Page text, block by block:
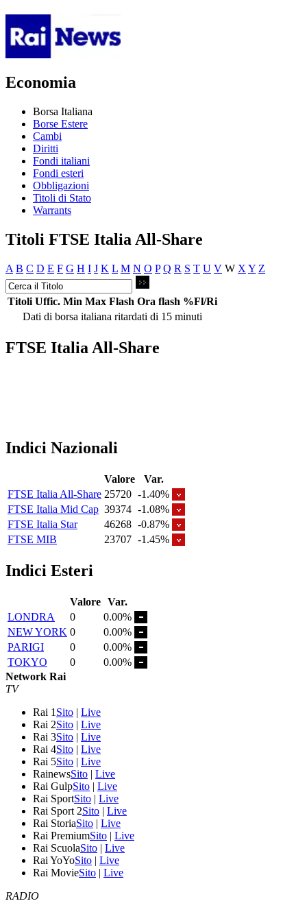
Economia
Borsa Italiana
Borse Estere
Cambi
Diritti
Fondi italiani
Fondi esteri
Obbligazioni
Titoli di Stato
Warrants
Titoli FTSE Italia All-Share
A B C D E F G H I J K L M N O P Q R S T U V W X Y Z
Titoli Uffic. Min Max Flash Ora flash %Fl/Ri
Dati di borsa italiana ritardati di 15 minuti
FTSE Italia All-Share
Indici Nazionali
Valore
Var.
FTSE Italia All-Share 25720 -1.40%
FTSE Italia Mid Cap 39374 -1.08%
FTSE Italia Star
46268 -0.87%
FTSE MIB
23707 -1.45%
Indici Esteri
Valore Var.
LONDRA
0
0.00%
NEW YORK 0
0.00%
PARIGI
0
0.00%
TOKYO
0
0.00%
Network Rai
TV
Rai 1 Sito | Live
Rai 2Sito | Live
Rai 3Sito | Live
Rai 4Sito | Live
Rai 5Sito | Live
RainewsSito | Live
Rai GulpSito | Live
Rai SportSito | Live
Rai Sport 2Sito | Live
Rai StoriaSito | Live
Rai PremiumSito | Live
Rai ScuolaSito | Live
Rai YoYoSito | Live
Rai MovieSito | Live
RADIO